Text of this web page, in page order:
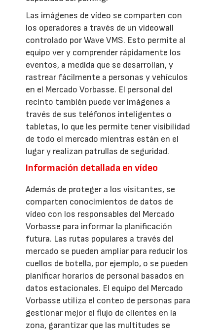
Las imágenes de vídeo se comparten con
los operadores a través de un videowall
controlado por Wave VMS. Esto permite al
equipo ver y comprender rápidamente los
eventos, a medida que se desarrollan, y
rastrear fácilmente a personas y vehículos
en el Mercado Vorbasse. El personal del
recinto también puede ver imágenes a
través de sus teléfonos inteligentes o
tabletas, lo que les permite tener visibilidad
de todo el mercado mientras están en el
lugar y realizan patrullas de seguridad.
Información detallada en vídeo
Además de proteger a los visitantes, se
comparten conocimientos de datos de
vídeo con los responsables del Mercado
Vorbasse para informar la planificación
futura. Las rutas populares a través del
mercado se pueden ampliar para reducir los
cuellos de botella, por ejemplo, o se pueden
planificar horarios de personal basados en
datos estacionales. El equipo del Mercado
Vorbasse utiliza el conteo de personas para
gestionar mejor el flujo de clientes en la
zona, garantizar que las multitudes se